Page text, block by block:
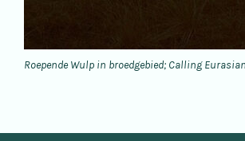
Roepende Wulp in broedgebied; Calling